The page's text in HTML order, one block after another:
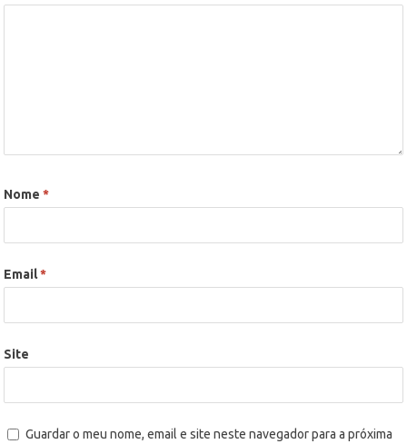
Nome*
Email*
Site
Guardar o meu nome, email e site neste navegador para a próxima